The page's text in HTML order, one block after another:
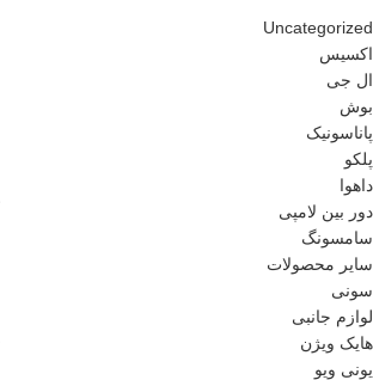
Uncategorized
اکسیس
ال جی
بوش
پاناسونیک
پلکو
داهوا
دور بین لامپی
سامسونگ
سایر محصولات
سونی
لوازم جانبی
هایک ویژن
یونی ویو